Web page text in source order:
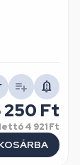
250 Ft
4 921 Ft